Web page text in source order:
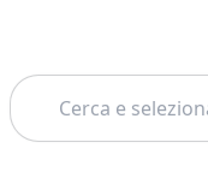
Cerca